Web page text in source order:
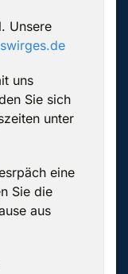
Unsere
uns
Sie sich
unter
eine
Sie die
aus